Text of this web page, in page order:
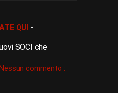
QUI -
SOCI che
Nessun commento :